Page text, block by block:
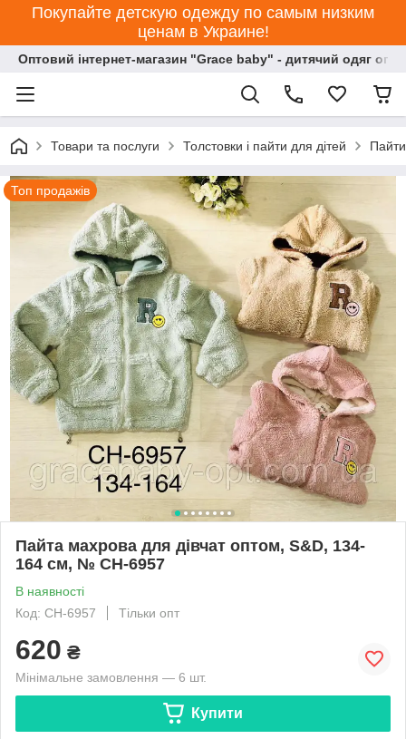
Покупайте детскую одежду по самым низким
ценам в Украине!
Оптовий інтернет-магазин "Grace baby" - дитячий одяг
Товари та послуги Толстовки і пайти для дітей Пайти
Топ продажів
Пайта махрова для дівчат оптом, S&D, 134-
164 см, № CH-6957
В наявності
Код: CH-6957
Тільки опт
620 ₴
Мінімальне замовлення — 6 шт.
Купити